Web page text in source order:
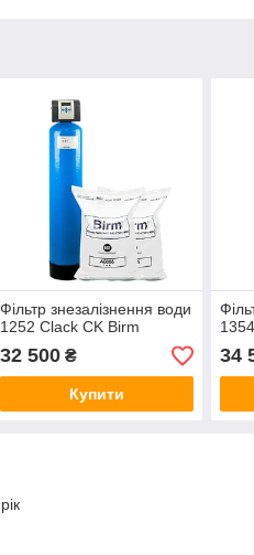
Фільтр знезалізнення води
1252 Clack CK Birm
32 500₴
Купити
34